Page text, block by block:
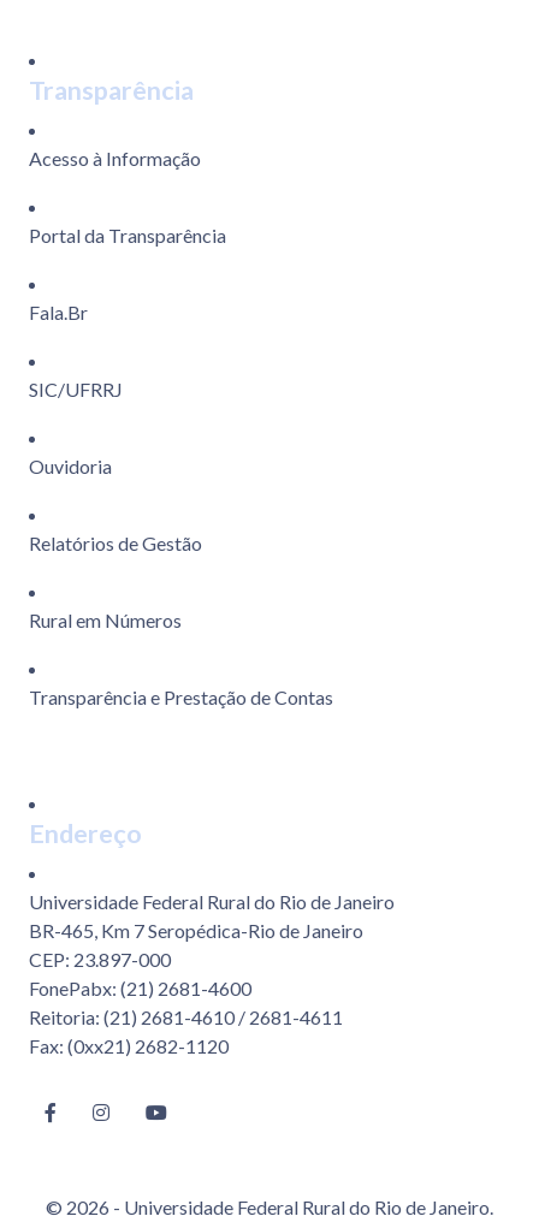
Transparência
Acesso à Informação
Portal da Transparência
Fala.Br
SIC/UFRRJ
Ouvidoria
Relatórios de Gestão
Rural em Números
Transparência e Prestação de Contas
Endereço
Universidade Federal Rural do Rio de Janeiro
BR-465, Km 7 Seropédica-Rio de Janeiro
CEP: 23.897-000
FonePabx: (21) 2681-4600
Reitoria: (21) 2681-4610 / 2681-4611
Fax: (0xx21) 2682-1120
© 2026 - Universidade Federal Rural do Rio de Janeiro.